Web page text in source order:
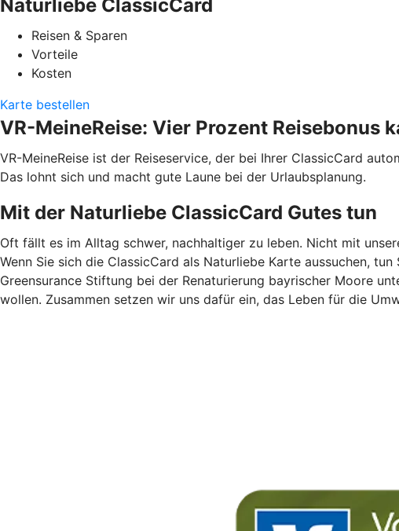
Naturliebe ClassicCard
Reisen & Sparen
Vorteile
Kosten
Karte bestellen
VR-MeineReise: Vier Prozent Reisebonus
VR-MeineReise ist der Reiseservice, der bei Ihrer ClassicCard
Das lohnt sich und macht gute Laune bei der Urlaubsplanung.
Mit der Naturliebe ClassicCard Gutes tun
Oft fällt es im Alltag schwer, nachhaltiger zu leben. Nicht mit
Wenn Sie sich die ClassicCard als Naturliebe Karte aussuchen,
Greensurance Stiftung bei der Renaturierung bayrischer Moore
wollen. Zusammen setzen wir uns dafür ein, das Leben für die